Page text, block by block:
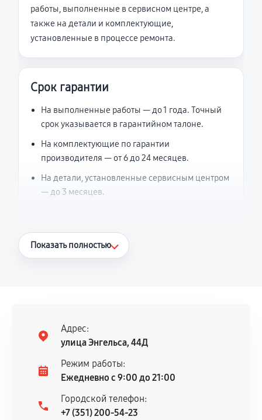
работы, выполненные в сервисном центре, а
также на детали и комплектующие,
установленные в процессе ремонта.
Срок гарантии
На выполненные работы — до 1 года. Точный
срок указывается в гарантийном талоне.
На комплектующие по гарантии
производителя — от 6 до 24 месяцев.
На детали, установленные сервисным центром
— до 3 месяцев.
Что считается гарантийным случаем
нормальной эксплуатации в течение
гарантийного срока.
Несоответствие комплектующей заявленным
техническим характеристикам.
Показать полностью
Адрес:
улица Энгельса, 44Д
Режим работы:
Ежедневно с 9:00 до 21:00
Городской телефон:
+7 (351) 200-54-23